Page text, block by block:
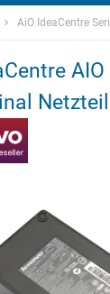
AiO IdeaCentre